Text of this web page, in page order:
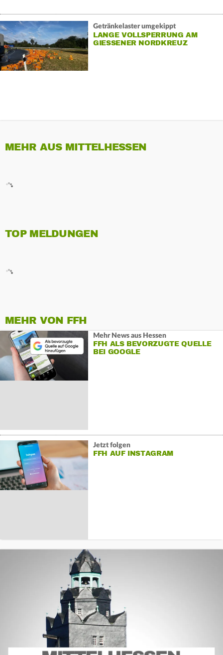
Getränkelaster umgekippt
LANGE VOLLSPERRUNG AM
GIESSENER NORDKREUZ
MEHR AUS MITTELHESSEN
TOP MELDUNGEN
MEHR VON FFH
Mehr News aus Hessen
FFH ALS BEVORZUGTE QUELLE
BEI GOOGLE
Jetzt folgen
FFH AUF INSTAGRAM